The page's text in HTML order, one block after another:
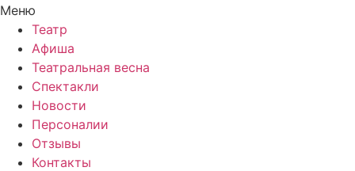
Меню
Театр
Афиша
Театральная весна
Спектакли
Новости
Персоналии
Отзывы
Контакты